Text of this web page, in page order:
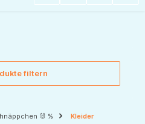
filtern
🐰 % Kleider